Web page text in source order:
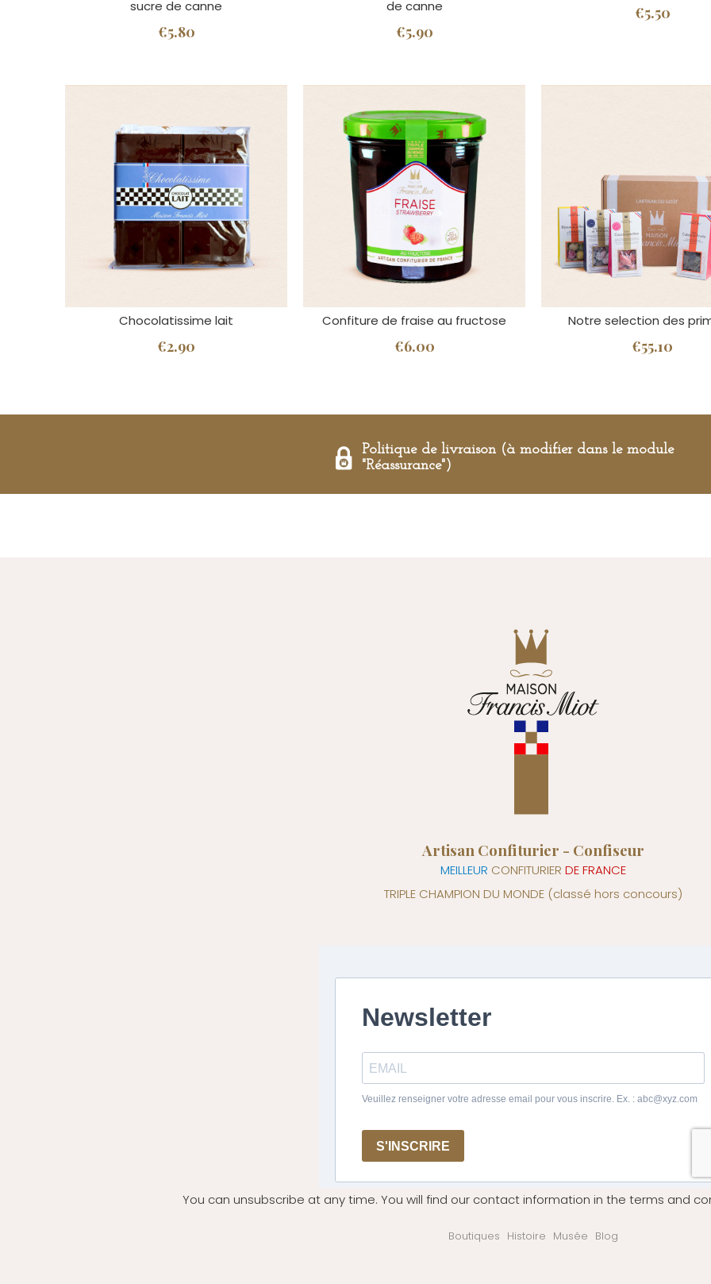
sucre de canne
€5.80
de canne
€5.90
€5.50
Chocolatissime lait
€2.90
Confiture de fraise au fructose
€6.00
Notre selection des
€55.10
Politique de livraison (à modifier dans le module
"Réassurance")
Artisan Confiturier - Confiseur
MEILLEUR CONFITURIER DE FRANCE
TRIPLE CHAMPION DU MONDE (classé hors concours)
You can unsubscribe at any time. You will find our contact information in the terms and
Boutiques Histoire Musée Blog